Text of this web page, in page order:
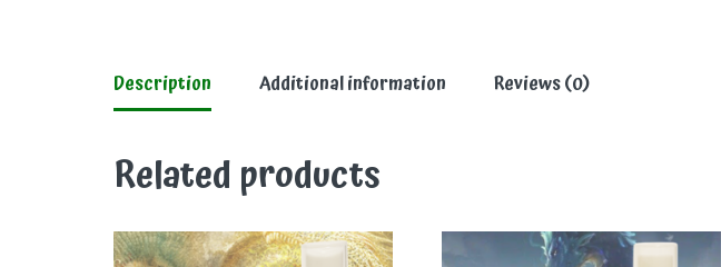
Description Additional information Reviews (0)
Related products